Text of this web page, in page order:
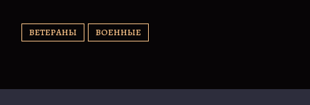
ВЕТЕРАНЫ ВОЕННЫЕ